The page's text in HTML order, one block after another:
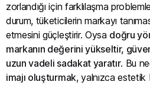
zorlandığı için farklılaşma
durum, tüketicilerin markayı
etmesini güçleştirir. Oysa doğru
markanın değerini yükseltir,
uzun vadeli sadakat yaratır. Bu
imajı oluşturmak, yalnızca